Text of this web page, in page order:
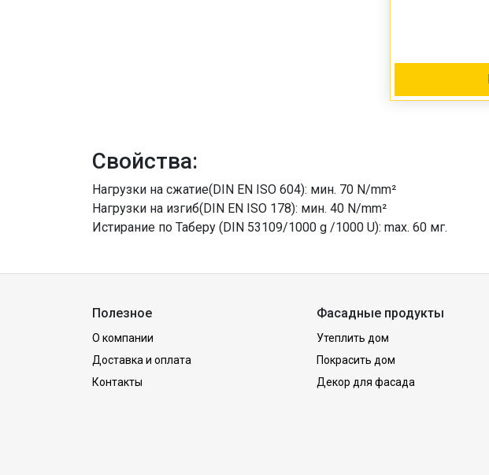
Свойства:
Нагрузки на сжатие(DIN EN ISO 604): мин. 70 N/mm²
Нагрузки на изгиб(DIN EN ISO 178): мин. 40 N/mm²
Истирание по Таберу (DIN 53109/1000 g /1000 U): max. 60 мг.
Полезное
О компании
Доставка и оплата
Контакты
Фасадные продукты
Утеплить дом
Покрасить дом
Декор для фасада